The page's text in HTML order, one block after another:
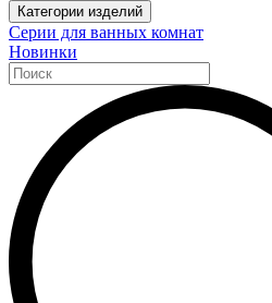
Категории изделий
Серии для ванных комнат
Новинки